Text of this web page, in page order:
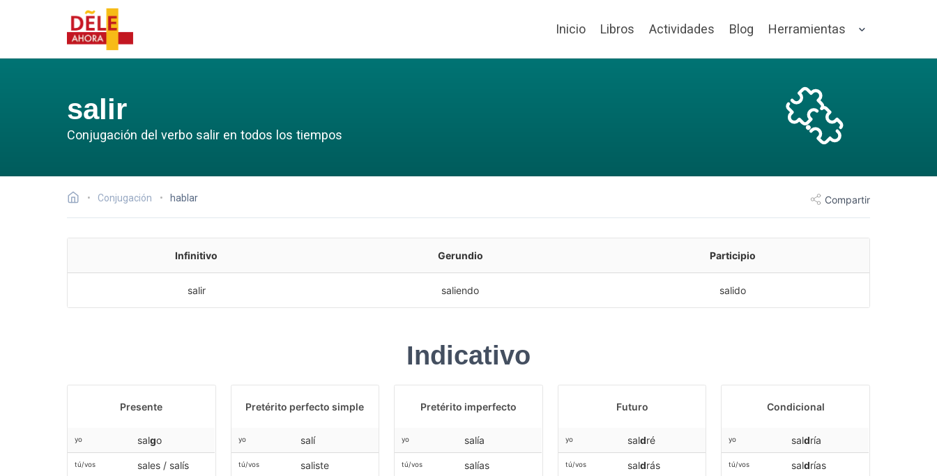
Inicio Libros Actividades Blog Herramientas
salir
Conjugación del verbo salir en todos los tiempos
Conjugación hablar Compartir
Infinitivo Gerundio Participio
salir saliendo salido
Indicativo
Presente
yo salgo
tú/vos sales / salís
Pretérito perfecto simple
yo salí
tú/vos saliste
Pretérito imperfecto
yo salía
tú/vos salías
Futuro
yo saldré
tú/vos saldrás
Condicional
yo saldría
tú/vos saldrías